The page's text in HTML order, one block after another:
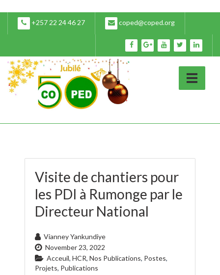
+257 22 24 46 27 coped@coped.org
Visite de chantiers pour
les PDI à Rumonge par le
Directeur National
Vianney Yankundiye
November 23, 2022
Acceuil, HCR, Nos Publications, Postes,
Projets, Publications